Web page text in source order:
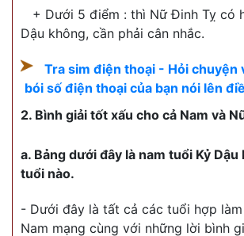
+ Dưới 5 điểm : thì Nữ Đinh Tỵ có
Dậu không, cần phải cân nhắc.
Tra sim điện thoại - Hỏi chuyện
bói số điện thoại của bạn nói lên
2. Bình giải tốt xấu cho cả Nam và
a. Bảng dưới đây là nam tuổi Kỷ Dậu
tuổi nào.
- Dưới đây là tất cả các tuổi hợp làm
Nam mạng cùng với những lời bình